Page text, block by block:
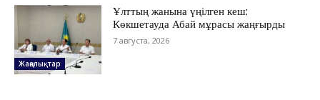
СҰХБАТ
АРНАЙЫ ЖОБА
ӘЛЕУМЕТ
ҚҰҚЫҚ
Жаңалықтар
Ұлттың жанына үңілген кеш:
Көкшетауда Абай мұрасы жаңғырды
7 августа, 2026